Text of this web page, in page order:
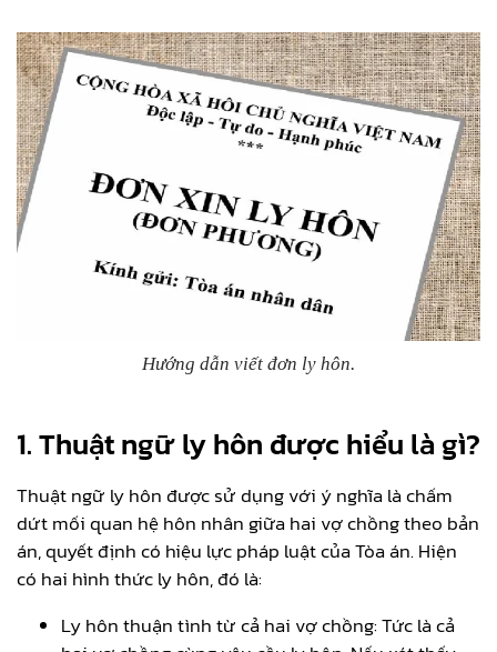
Hướng dẫn viết đơn ly hôn.
1. Thuật ngữ ly hôn được hiểu là gì?
Thuật ngữ ly hôn được sử dụng với ý nghĩa là chấm
dứt mối quan hệ hôn nhân giữa hai vợ chồng theo bản
án, quyết định có hiệu lực pháp luật của Tòa án. Hiện
có hai hình thức ly hôn, đó là:
Ly hôn thuận tình từ cả hai vợ chồng: Tức là cả